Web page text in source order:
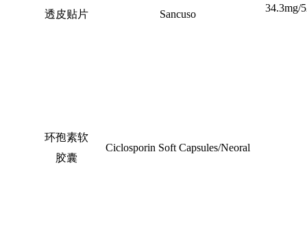
透皮贴片
Sancuso
34.3mg/
环孢素软
胶囊
Ciclosporin Soft Capsules/Neoral